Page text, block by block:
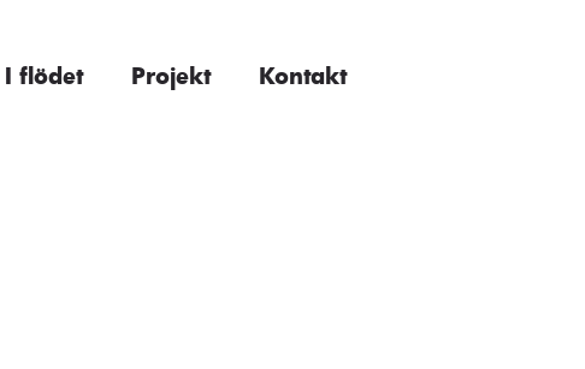
I flödet Projekt Kontakt